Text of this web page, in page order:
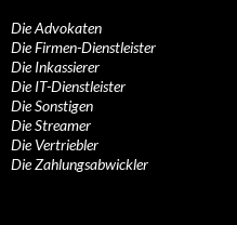
Die Advokaten
Die Firmen-Dienstleister
Die Inkassierer
Die IT-Dienstleister
Die Sonstigen
Die Streamer
Die Vertriebler
Die Zahlungsabwickler